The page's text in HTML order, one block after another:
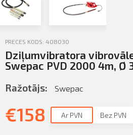
PRECES KODS: 408030
Dziļumvibratora
Swepac PVD 2000 4m, Ø
Ražotājs: Swepac
€158 Ar PVN Bez PVN